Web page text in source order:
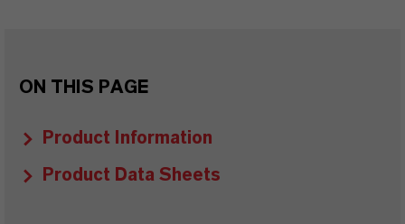
ON THIS PAGE
Product Information
Product Data Sheets